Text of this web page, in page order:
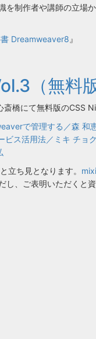
を制作者や講師の立
Dreamweaver8 』
（無料
橋にて無料版のCSS
で管理する／森 和
ビス活用法／ミキ チョ
立ち見となります。
し、ご表明いただくと